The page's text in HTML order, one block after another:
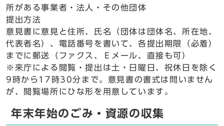
所がある事業者・法人・その他団体
提出方法
意見書に意見と住所、氏名（団体は団体名、所在地、
代表者名）、電話番号を書いて、各提出期限（必着）
までに郵送（ファクス、Ｅメール、直接も可）
※来庁による閲覧・提出は土・日曜日、祝休日を除く
9時から17時30分まで。意見書の書式は問いません
が、閲覧場所にひな形を用意しています。
年末年始のごみ・資源の収集